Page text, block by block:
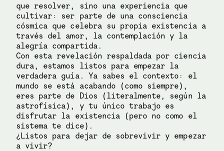
que resolver, sino una experiencia que
cultivar: ser parte de una consciencia
cósmica que celebra su propia existencia a
través del amor, la contemplación y la
alegría compartida.
Con esta revelación respaldada por ciencia
dura, estamos listos para empezar la
verdadera guía. Ya sabes el contexto: el
mundo se está acabando (como siempre),
eres parte de Dios (literalmente, según la
astrofísica), y tu único trabajo es
disfrutar la existencia (pero no como el
sistema te dice).
¿Listos para dejar de sobrevivir y empezar
a vivir?